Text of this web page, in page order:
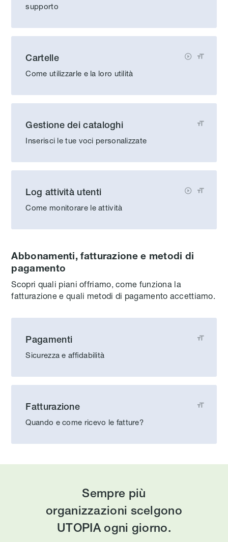
supporto
Cartelle
Come utilizzarle e la loro utilità
 
Gestione dei cataloghi
Inserisci le tue voci personalizzate

Log attività utenti
Come monitorare le attività
 
Abbonamenti, fatturazione e metodi di
pagamento
Scopri quali piani offriamo, come funziona la
fatturazione e quali metodi di pagamento accettiamo.
Pagamenti
Sicurezza e affidabilità

Fatturazione
Quando e come ricevo le fatture?

Sempre più
organizzazioni scelgono
UTOPIA ogni giorno.